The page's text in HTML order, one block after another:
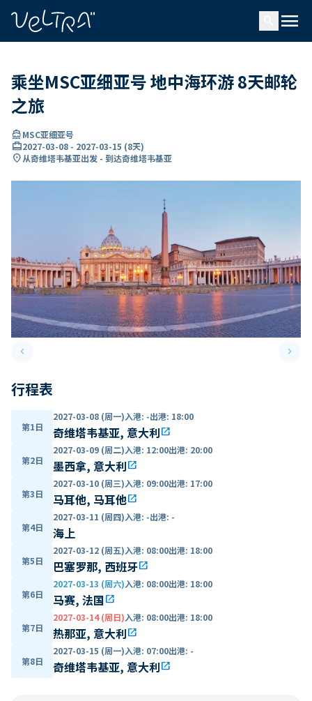
menu
乘坐MSC亚细亚号 地中海环游 8天邮轮
之旅
directions_boatMSC亚细亚号
card_travel2027-03-08 - 2027-03-15 (8天)
location_on从奇维塔韦基亚出发 - 到达奇维塔韦基亚
keyboard_arrow_leftPrevious slide keyboard_arrow_right
行程表
第1日
2027-03-08 (周一)入港: -出港: 18:00
奇维塔韦基亚, 意大利open_in_new
第2日
2027-03-09 (周二)入港: 12:00出港: 20:00
墨西拿, 意大利open_in_new
第3日
2027-03-10 (周三)入港: 09:00出港: 17:00
马耳他, 马耳他open_in_new
第4日
2027-03-11 (周四)入港: -出港: -
海上
第5日
2027-03-12 (周五)入港: 08:00出港: 18:00
巴塞罗那, 西班牙open_in_new
第6日
2027-03-13 (周六)入港: 08:00出港: 18:00
马赛, 法国open_in_new
第7日
2027-03-14 (周日)入港: 08:00出港: 18:00
热那亚, 意大利open_in_new
第8日
2027-03-15 (周一)入港: 07:00出港: -
奇维塔韦基亚, 意大利open_in_new